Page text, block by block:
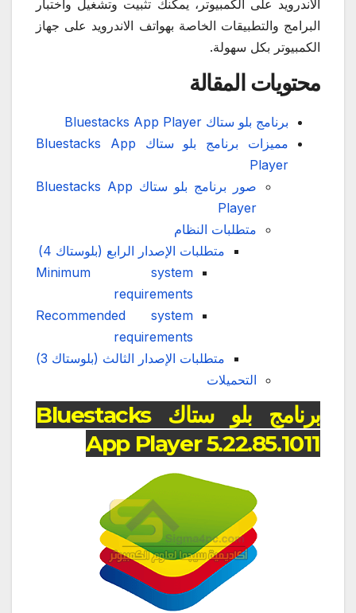
الاندرويد على الكمبيوتر، يمكنك تثبيت وتشغيل واختبار
البرامج والتطبيقات الخاصة بهواتف الاندرويد على جهاز
الكمبيوتر بكل سهولة.
محتويات المقالة
برنامج بلو ستاك Bluestacks App Player
مميزات برنامج بلو ستاك Bluestacks App
Player
صور برنامج بلو ستاك Bluestacks App
Player
متطلبات النظام
متطلبات الإصدار الرابع (بلوستاك 4)
Minimum system
requirements
Recommended system
requirements
متطلبات الإصدار الثالث (بلوستاك 3)
التحميلات
برنامج بلو ستاك Bluestacks
App Player 5.22.85.1011